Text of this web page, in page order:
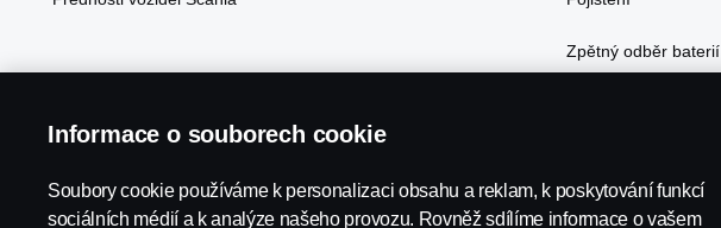
Zpětný odběr baterií
Informace o souborech cookie
Soubory cookie používáme k personalizaci obsahu a reklam, k poskytování funkcí
sociálních médií a k analýze našeho provozu. Rovněž sdílíme informace o vašem